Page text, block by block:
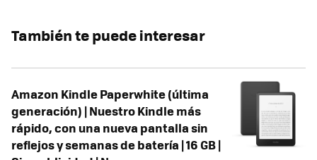
También te puede interesar
Amazon Kindle Paperwhite (última
generación) | Nuestro Kindle más
rápido, con una nueva pantalla sin
reflejos y semanas de batería | 16 GB |